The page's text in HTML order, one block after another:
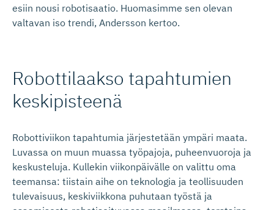
esiin nousi robotisaatio. Huomasimme sen olevan
valtavan iso trendi, Andersson kertoo.
Robottilaakso tapahtumien
keskipisteenä
Robottiviikon tapahtumia järjestetään ympäri maata.
Luvassa on muun muassa työpajoja, puheenvuoroja ja
keskusteluja. Kullekin viikonpäivälle on valittu oma
teemansa: tiistain aihe on teknologia ja teollisuuden
tulevaisuus, keskiviikkona puhutaan työstä ja